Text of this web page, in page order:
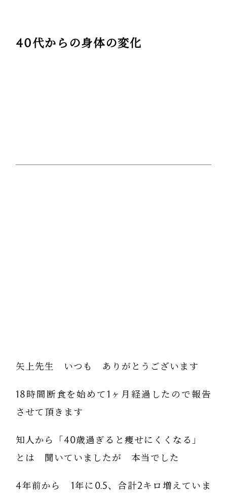
40代からの身体の変化
矢上先生 いつも ありがとうございます
18時間断食を始めて1ヶ月経過したので報告
させて頂きます
知人から「40歳過ぎると痩せにくくなる」
とは 聞いていましたが 本当でした
4年前から 1年に0.5、合計2キロ増えていま